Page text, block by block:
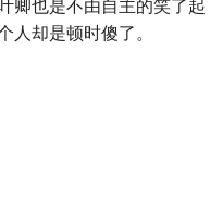
卿也是不由自主的笑了起
人却是顿时傻了。